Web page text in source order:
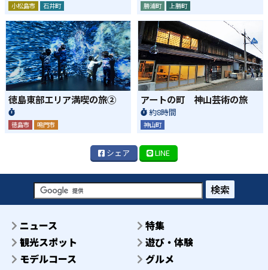
小松島市 石井町 勝浦町 上勝町
徳島東部エリア満喫の旅②
徳島市 鳴門市
アートの町 神山芸術の旅
約8時間
神山町
シェア LINE
検索
ニュース
特集
観光スポット
遊び・体験
モデルコース
グルメ